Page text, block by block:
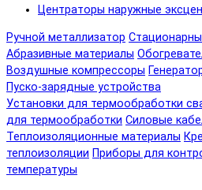
Центраторы наружные
Ручной металлизатор
Абразивные материалы
Воздушные компрессоры
Пуско-зарядные устройства
Установки для термообработки
для термообработки Силовые
Теплоизоляционные материалы
теплоизоляции Приборы для
температуры